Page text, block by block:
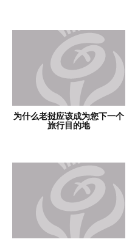
为什么老挝应该成为您下一个
旅行目的地